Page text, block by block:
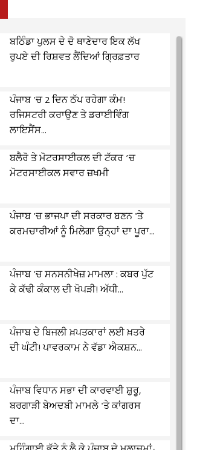
ਬਠਿੰਡਾ ਪੁਲਸ ਦੇ ਦੋ ਥਾਣੇਦਾਰ ਇਕ ਲੱਖ
ਰੁਪਏ ਦੀ ਰਿਸ਼ਵਤ ਲੈਂਦਿਆਂ ਗ੍ਰਿਫ਼ਤਾਰ
ਪੰਜਾਬ 'ਚ 2 ਦਿਨ ਠੱਪ ਰਹੇਗਾ ਕੰਮ!
ਰਜਿਸਟਰੀ ਕਰਾਉਣ ਤੇ ਡਰਾਈਵਿੰਗ
ਲਾਇਸੈਂਸ...
ਬਲੈਰੋ ਤੇ ਮੋਟਰਸਾਈਕਲ ਦੀ ਟੱਕਰ ’ਚ
ਮੋਟਰਸਾਈਕਲ ਸਵਾਰ ਜ਼ਖਮੀ
ਪੰਜਾਬ 'ਚ ਭਾਜਪਾ ਦੀ ਸਰਕਾਰ ਬਣਨ 'ਤੇ
ਕਰਮਚਾਰੀਆਂ ਨੂੰ ਮਿਲੇਗਾ ਉਨ੍ਹਾਂ ਦਾ ਪੂਰਾ...
ਪੰਜਾਬ 'ਚ ਸਨਸਨੀਖੇਜ਼ ਮਾਮਲਾ : ਕਬਰ ਪੁੱਟ
ਕੇ ਕੱਢੀ ਕੰਕਾਲ ਦੀ ਖੋਪੜੀ! ਅੱਧੀ...
ਪੰਜਾਬ ਦੇ ਬਿਜਲੀ ਖ਼ਪਤਕਾਰਾਂ ਲਈ ਖ਼ਤਰੇ
ਦੀ ਘੰਟੀ! ਪਾਵਰਕਾਮ ਨੇ ਵੱਡਾ ਐਕਸ਼ਨ...
ਪੰਜਾਬ ਵਿਧਾਨ ਸਭਾ ਦੀ ਕਾਰਵਾਈ ਸ਼ੁਰੂ,
ਬਰਗਾੜੀ ਬੇਅਦਬੀ ਮਾਮਲੇ 'ਤੇ ਕਾਂਗਰਸ
ਦਾ...